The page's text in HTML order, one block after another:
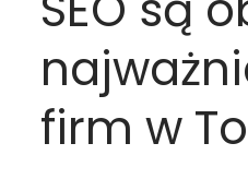
firm w